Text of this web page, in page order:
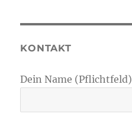
KONTAKT
Dein Name (Pflichtfeld)